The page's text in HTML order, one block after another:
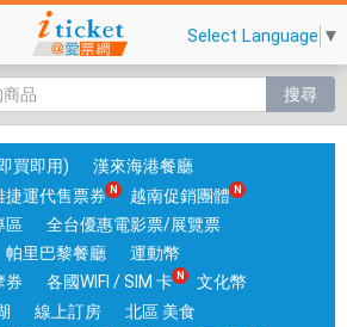
海
港
平
日
午
餐
|
台
中
Select Language ▼
搜尋
買即用)
漢來海港餐廳
捷運代售票券
越南促銷團體
區
全台優惠電影票/展覽票
帕里巴黎餐廳
運動幣
券 各國WIFI / SIM 卡
文化幣
線上訂房
北區 美食